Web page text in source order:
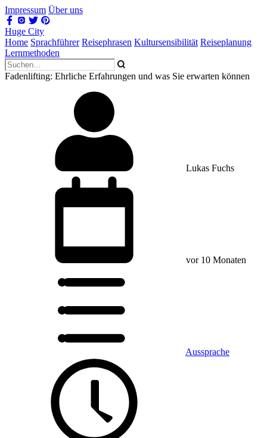
Impressum Über uns
Huge City
Home Sprachführer Reisephrasen Kultursensibilität Reiseplanung
Lernmethoden
Fadenlifting: Ehrliche Erfahrungen und was Sie erwarten können
Lukas Fuchs
vor 10 Monaten
Aussprache